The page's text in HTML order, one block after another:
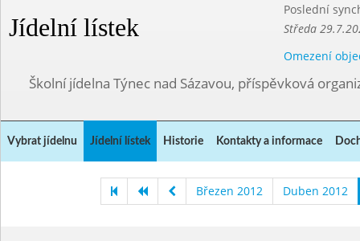
Jídelní lístek
Poslední
Středa
Omezení
Školní jídelna Týnec nad Sázavou, příspěvková
Vybrat jídelnu Jídelní lístek Historie Kontakty a informace
Březen 2012 Duben 2012